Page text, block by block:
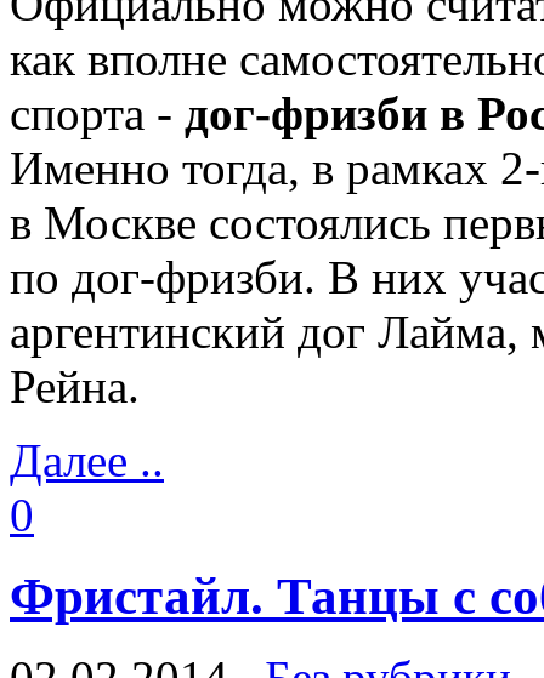
как вполне
спорта - дог-фризби в
Именно тогда, в рамках
в Москве состоялись
по дог-фризби. В них
аргентинский дог Лайма,
Рейна.
Далее ..
0
Фристайл. Танцы с